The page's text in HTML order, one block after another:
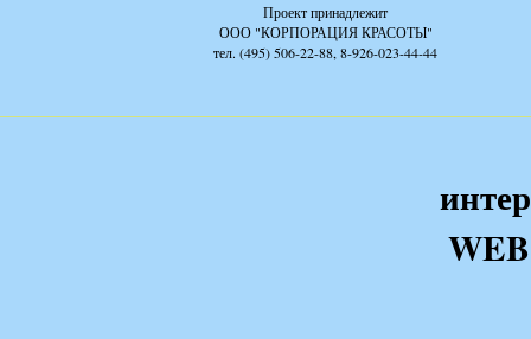
Проект принадлежит
ООО "КОРПОРАЦИЯ КРАСОТЫ"
тел. (495) 506-22-88, 8-926-023-44-44